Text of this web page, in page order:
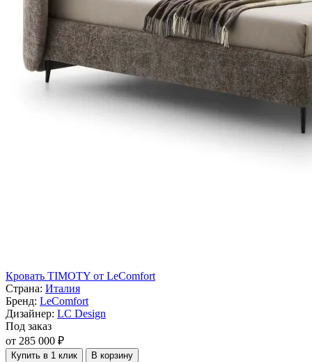
Кровать TIMOTY от LeComfort
Страна: Италия
Бренд: LeComfort
Дизайнер: LC Design
Под заказ
от 285 000 ₽
Купить в 1 клик В корзину